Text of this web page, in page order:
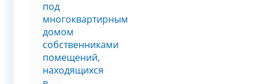
под
многоквартирным
домом
собственниками
помещений,
находящихся